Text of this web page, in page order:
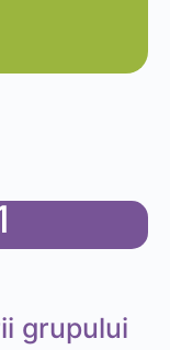
grupului